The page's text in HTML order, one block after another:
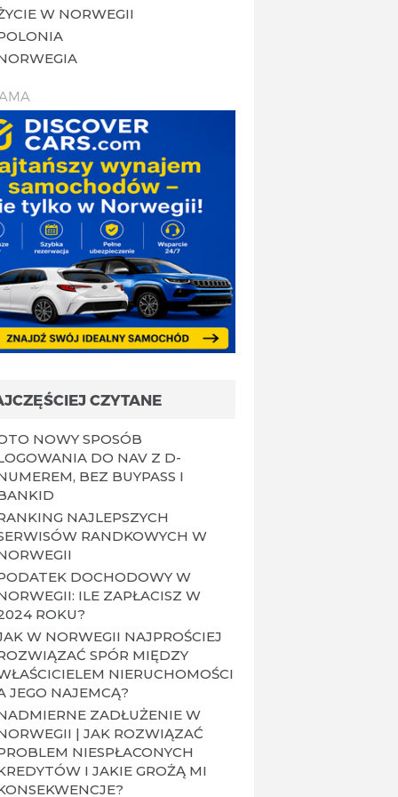
W NORWEGII
CZYTANE
NOWY SPOSÓB
DO NAV Z D-
BEZ BUYPASS I
NAJLEPSZYCH
RANDKOWYCH W
DOCHODOWY W
ILE ZAPŁACISZ W
ROKU?
W NORWEGII NAJPROŚCIEJ
SPÓR MIĘDZY
NIERUCHOMOŚCI
JEGO NAJEMCĄ?
ZADŁUŻENIE W
| JAK ROZWIĄZAĆ
NIESPŁACONYCH
I JAKIE GROŻĄ MI